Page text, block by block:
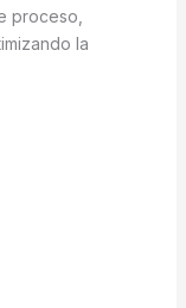
proceso,
la